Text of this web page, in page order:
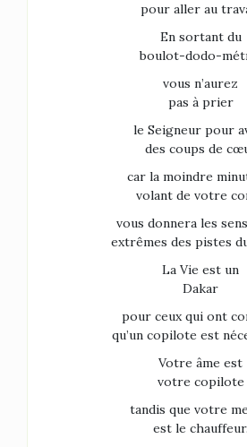
pour aller au
En sortant du
boulot-dodo-
vous n’aurez
pas à prier
le Seigneur pour
des coups de
car la moindre
volant de votre
vous donnera les
extrêmes des pistes
La Vie est un
Dakar
pour ceux qui ont
qu’un copilote est
Votre âme est
votre copilote
tandis que votre
est le chauffeur.